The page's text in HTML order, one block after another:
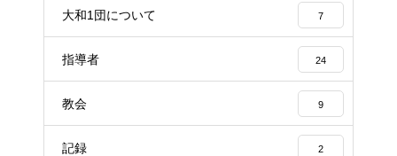
大和1団について 7
指導者 24
教会 9
記録 2